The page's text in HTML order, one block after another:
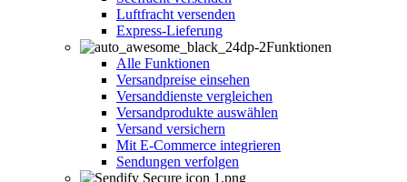
Luftfracht versenden
Express-Lieferung
Funktionen
Alle Funktionen
Versandpreise einsehen
Versanddienste vergleichen
Versandprodukte auswählen
Versand versichern
Mit E-Commerce integrieren
Sendungen verfolgen